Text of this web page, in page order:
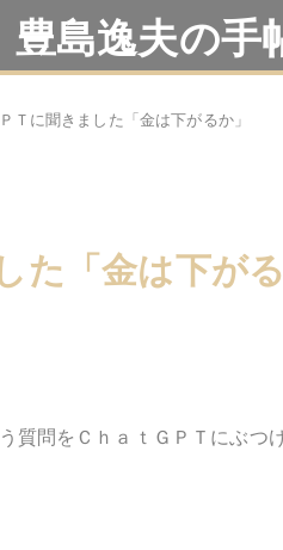
豊島逸夫の手
Ｔに聞きました「金は下がるか」
た「金は下が
質問をＣｈａｔＧＰＴにぶつ